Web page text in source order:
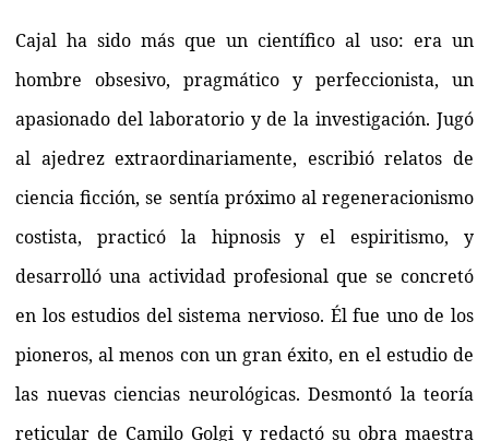
Cajal ha sido más que un científico al uso: era un
hombre obsesivo, pragmático y perfeccionista, un
apasionado del laboratorio y de la investigación. Jugó
al ajedrez extraordinariamente, escribió relatos de
ciencia ficción, se sentía próximo al regeneracionismo
costista, practicó la hipnosis y el espiritismo, y
desarrolló una actividad profesional que se concretó
en los estudios del sistema nervioso. Él fue uno de los
pioneros, al menos con un gran éxito, en el estudio de
las nuevas ciencias neurológicas. Desmontó la teoría
reticular de Camilo Golgi y redactó su obra maestra